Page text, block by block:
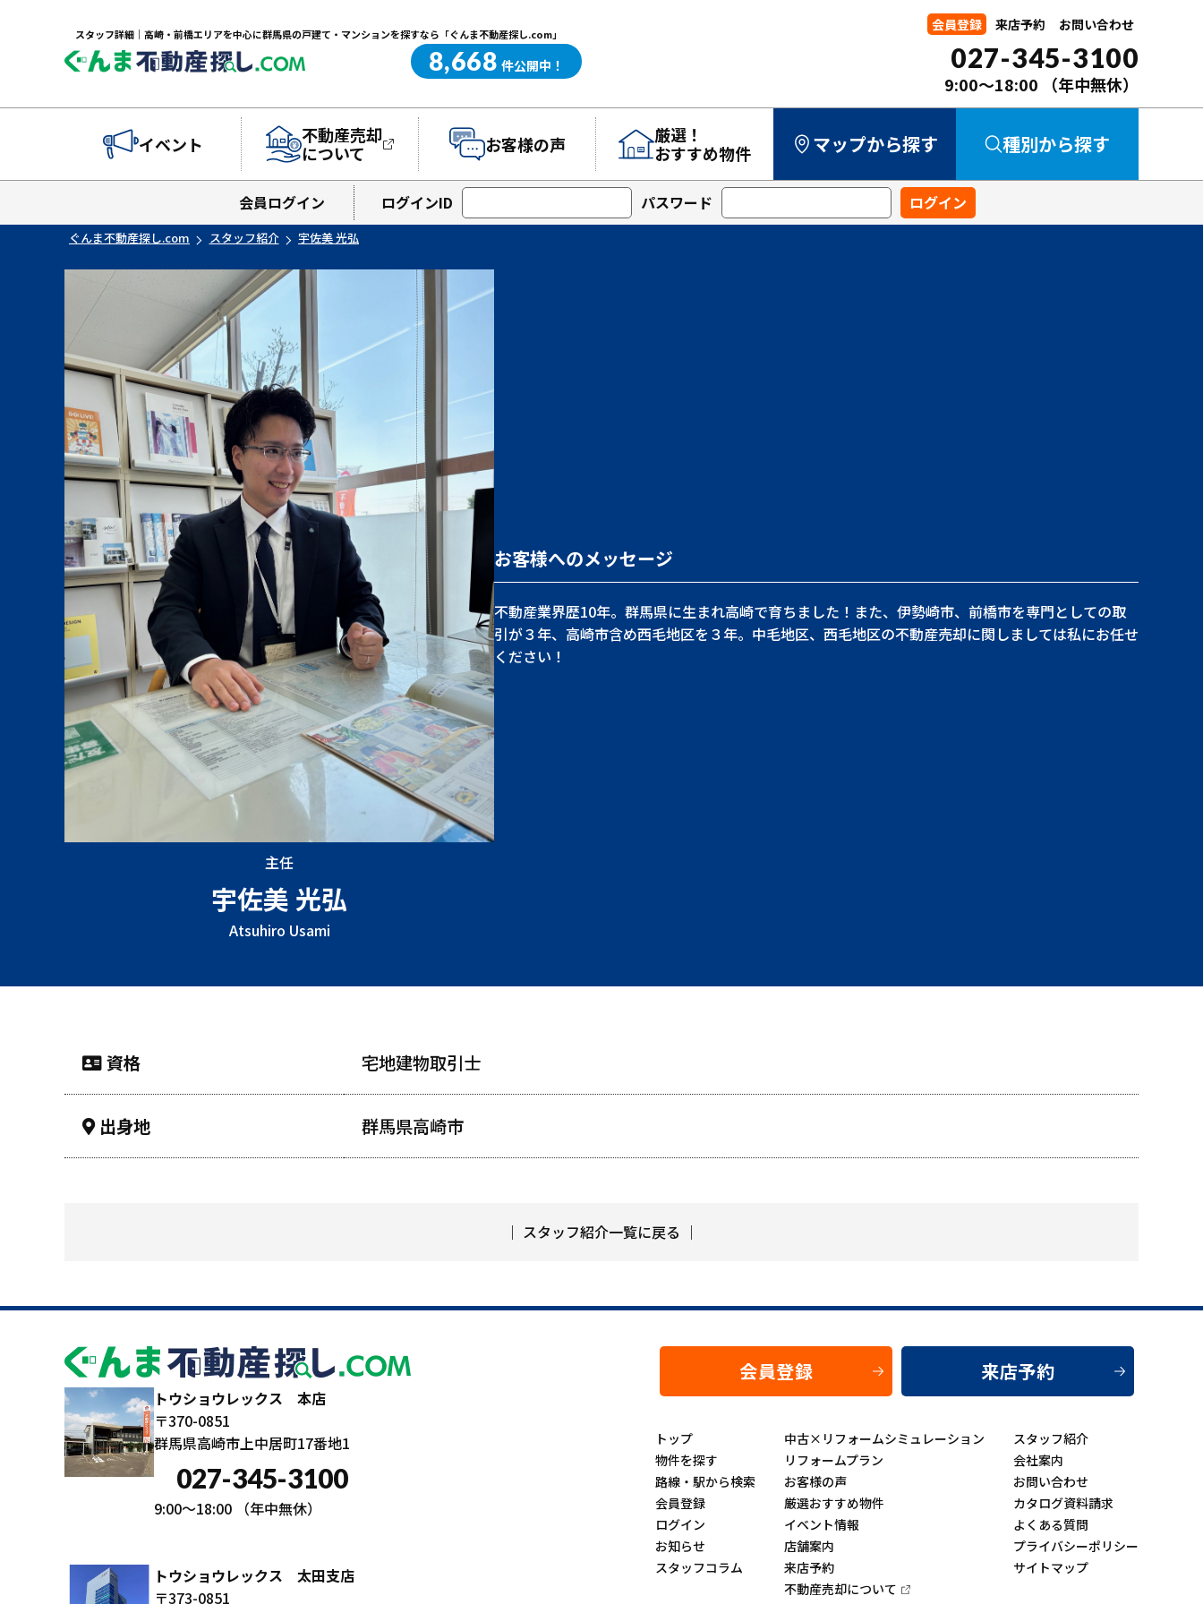
スタッフ詳細｜高崎・前橋エリアを中心に群馬県の戸建て・マンションを探すなら「ぐんま不動産探し.com」
ぐんま不動産探し.com
8,668 件公開中！
会員登録 来店予約 お問い合わせ
027-345-3100
9:00～18:00 （年中無休）
イベント
不動産売却
について
お客様の声
厳選！
おすすめ物件
マップから探す 種別から探す
中古一戸建て
新築一戸建て
中古マンション
土地
事業用
会員ログイン ログインID パスワード
ぐんま不動産探し.com スタッフ紹介 宇佐美 光弘
主任
宇佐美 光弘
Atsuhiro Usami
お客様へのメッセージ
不動産業界歴10年。群馬県に生まれ高崎で育ちました！また、伊勢崎市、前橋市を専門としての取
引が３年、高崎市含め西毛地区を３年。中毛地区、西毛地区の不動産売却に関しましては私にお任せ
ください！
資格 宅地建物取引士
出身地 群馬県高崎市
｜ スタッフ紹介一覧に戻る ｜
トウショウレックス 本店
〒370-0851
群馬県高崎市上中居町17番地1
027-345-3100
9:00～18:00 （年中無休）
トウショウレックス 太田支店
〒373-0851
会員登録 来店予約
トップ
物件を探す
路線・駅から検索
会員登録
ログイン
お知らせ
スタッフコラム
中古×リフォームシミュレーション
リフォームプラン
お客様の声
厳選おすすめ物件
イベント情報
店舗案内
来店予約
不動産売却について
スタッフ紹介
会社案内
お問い合わせ
カタログ資料請求
よくある質問
プライバシーポリシー
サイトマップ